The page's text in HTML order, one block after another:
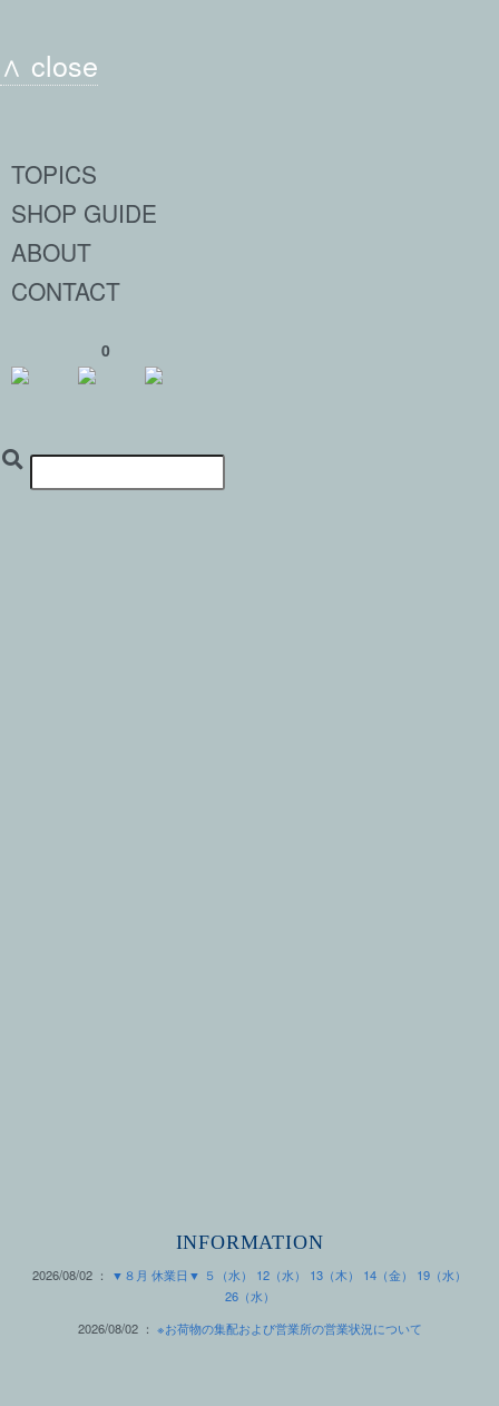
∧ close
TOPICS
SHOP GUIDE
ABOUT
CONTACT
0
INFORMATION
2026/08/02 ：
▼８月 休業日▼ ５（水） 12（水） 13（木） 14（金） 19（水）
26（水）
2026/08/02 ： ※お荷物の集配および営業所の営業状況について